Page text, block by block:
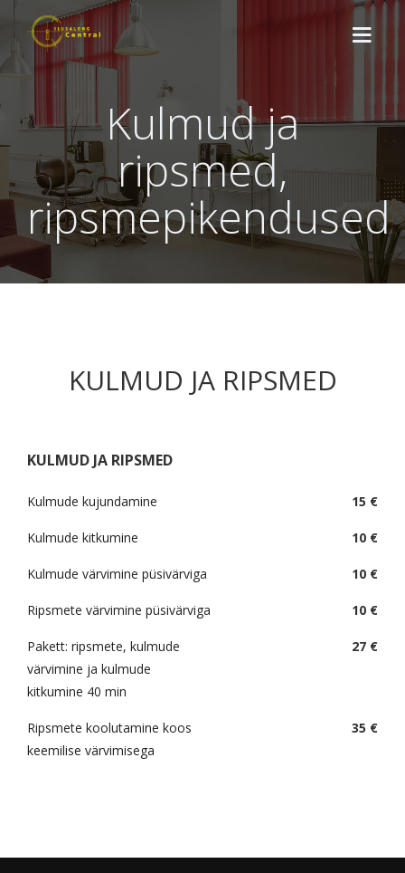
TUTVUSTUS
TEENUSED
SOODUSKAARDID
UUDISED
KONTAKT
Kulmud ja
ripsmed,
ripsmepikendused
KULMUD JA RIPSMED
KULMUD JA RIPSMED
Kulmude kujundamine 15 €
Kulmude kitkumine 10 €
Kulmude värvimine püsivärviga 10 €
Ripsmete värvimine püsivärviga 10 €
Pakett: ripsmete, kulmude
värvimine ja kulmude
kitkumine 40 min
27 €
Ripsmete koolutamine koos
keemilise värvimisega
35 €